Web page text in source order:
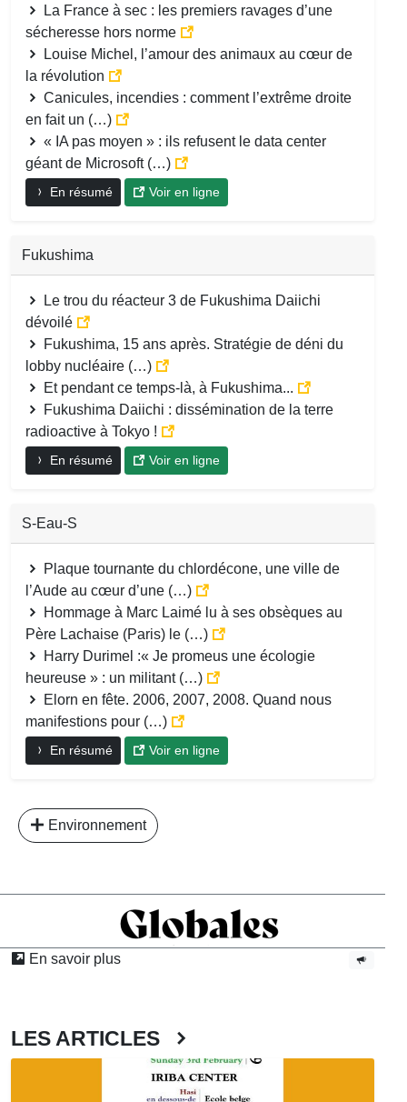
La France à sec : les premiers ravages d’une
sécheresse hors norme
Louise Michel, l’amour des animaux au cœur de
la révolution
Canicules, incendies : comment l’extrême droite
en fait un (…)
« IA pas moyen » : ils refusent le data center
géant de Microsoft (…)
En résumé Voir en ligne
Fukushima
Le trou du réacteur 3 de Fukushima Daiichi
dévoilé
Fukushima, 15 ans après. Stratégie de déni du
lobby nucléaire (…)
Et pendant ce temps-là, à Fukushima...
Fukushima Daiichi : dissémination de la terre
radioactive à Tokyo !
En résumé Voir en ligne
S-Eau-S
Plaque tournante du chlordécone, une ville de
l’Aude au cœur d’une (…)
Hommage à Marc Laimé lu à ses obsèques au
Père Lachaise (Paris) le (…)
Harry Durimel :« Je promeus une écologie
heureuse » : un militant (…)
Elorn en fête. 2006, 2007, 2008. Quand nous
manifestions pour (…)
En résumé Voir en ligne
Environnement
En savoir plus
LES ARTICLES